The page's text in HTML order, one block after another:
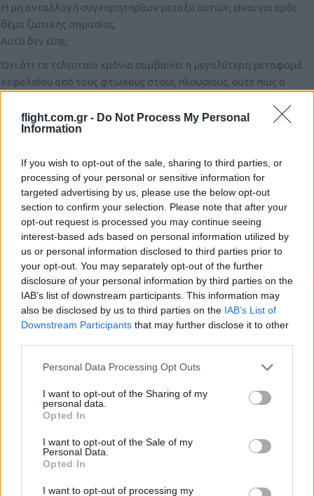
flight.com.gr - Do Not Process My Personal
Information
If you wish to opt-out of the sale, sharing to third parties, or
processing of your personal or sensitive information for
targeted advertising by us, please use the below opt-out
section to confirm your selection. Please note that after your
opt-out request is processed you may continue seeing
interest-based ads based on personal information utilized by
us or personal information disclosed to third parties prior to
your opt-out. You may separately opt-out of the further
disclosure of your personal information by third parties on the
IAB’s list of downstream participants. This information may
also be disclosed by us to third parties on the IAB’s List of
Downstream Participants that may further disclose it to other
Please note that this website/app uses one or more Google
not limited to your visit or usage behaviour. You may click to
grant or deny consent to Google and its third-party tags to
use your data for below specified purposes in below Google
consent section.
Personal Data Processing Opt Outs
I want to opt-out of the Sharing of my
personal data.
Opted In
I want to opt-out of the Sale of my
Personal Data.
Opted In
I want to opt-out of processing my
Ροή Ειδήσεων
διακρατική συμφωνία των 114 Rafale
Η μη ανταλλαγή συγχαρητηρίων μεταξύ αυτών, είναι για εμάς
θέμα ζωτικής σημασίας.
Αυτό δεν είπε;
Όχι ότι τα τελευταία χρόνια συμβαίνει η μεγαλύτερη μεταφορά
κεφαλαίου από τους φτωχούς στους πλούσιους, ούτε πως ο
τον ευρωπαίο υπάλληλο, ούτε καν πως η Ευρώπη είναι υπό
διάλυση.
Δείτε τώρα τικτοκ για ένα μήνα ακόμα.